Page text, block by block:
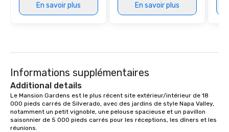
En savoir plus En savoir plus
Informations supplémentaires
Additional details
Le Mansion Gardens est le plus récent site extérieur/intérieur de 18
000 pieds carrés de Silverado, avec des jardins de style Napa Valley,
notamment un petit vignoble, une pelouse spacieuse et un pavillon
saisonnier de 5 000 pieds carrés pour les réceptions, les dîners et les
réunions.